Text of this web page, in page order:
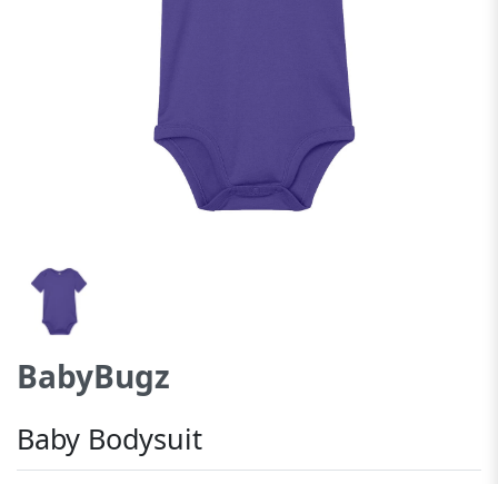
BabyBugz
Baby Bodysuit